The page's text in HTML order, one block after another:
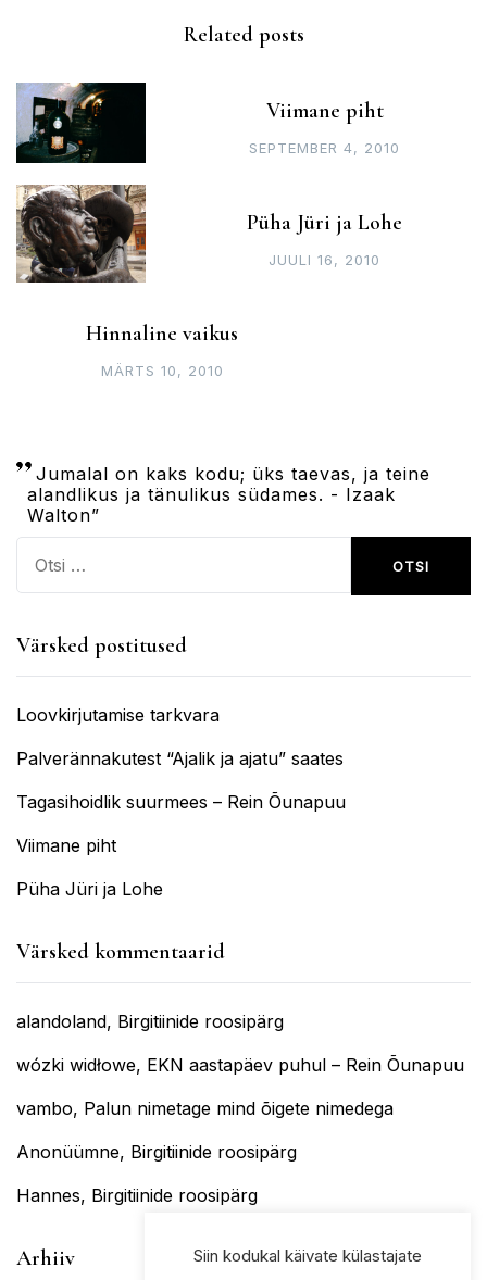
Related posts
Viimane piht
SEPTEMBER 4, 2010
Püha Jüri ja Lohe
JUULI 16, 2010
Hinnaline vaikus
MÄRTS 10, 2010
Jumalal on kaks kodu; üks taevas, ja teine
alandlikus ja tänulikus südames. - Izaak
Walton”
Värsked postitused
Loovkirjutamise tarkvara
Palverännakutest “Ajalik ja ajatu” saates
Tagasihoidlik suurmees – Rein Õunapuu
Viimane piht
Püha Jüri ja Lohe
Värsked kommentaarid
alandoland, Birgitiinide roosipärg
wózki widłowe, EKN aastapäev puhul – Rein Õunapuu
vambo, Palun nimetage mind õigete nimedega
Anonüümne, Birgitiinide roosipärg
Hannes, Birgitiinide roosipärg
Arhiiv
Siin kodukal käivate külastajate